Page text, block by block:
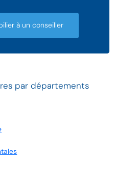
à un conseiller
par départements